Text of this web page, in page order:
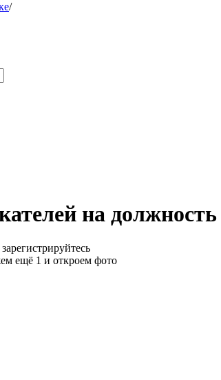
/
на
ещё 1 и откроем фото